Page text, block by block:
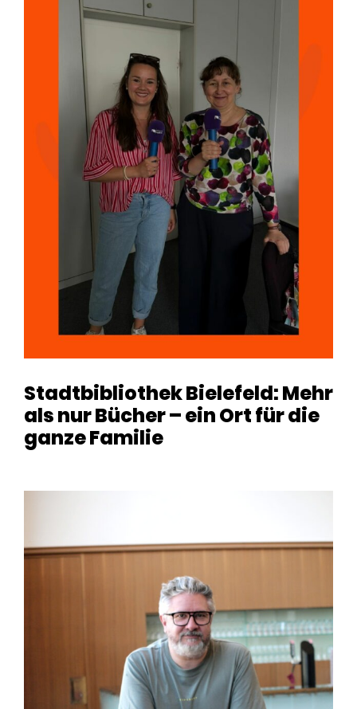
Stadtbibliothek Bielefeld: Mehr
als nur Bücher – ein Ort für die
ganze Familie